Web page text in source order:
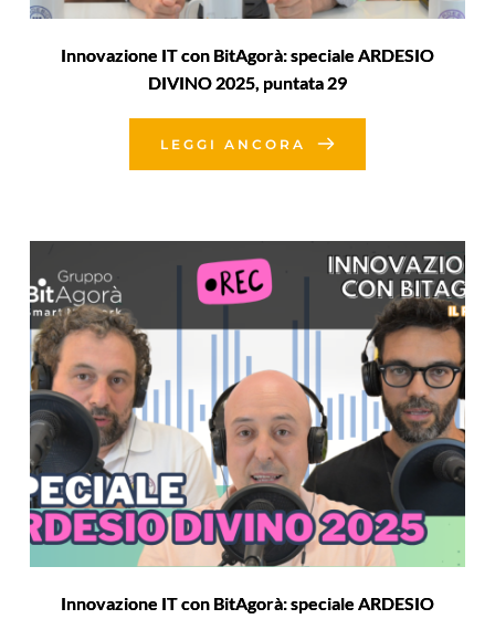
Innovazione IT con BitAgorà: speciale ARDESIO
DIVINO 2025, puntata 29
LEGGI ANCORA
Innovazione IT con BitAgorà: speciale ARDESIO